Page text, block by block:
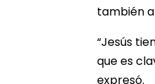
también
“Jesús
que es
expresó.